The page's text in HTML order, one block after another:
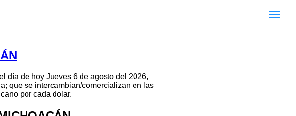
día de hoy Jueves 6 de agosto del 2026,
que se intercambian/comercializan en las
por cada dolar.